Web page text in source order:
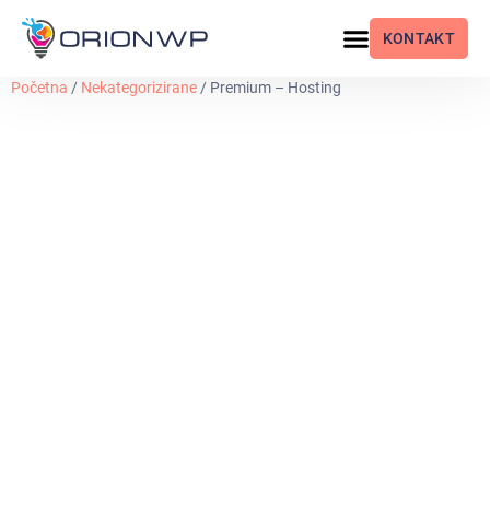
KONTAKT
Početna / Nekategorizirane / Premium – Hosting